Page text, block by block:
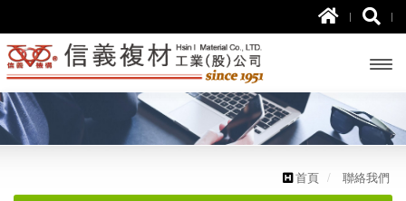
主選
首頁 聯絡我們